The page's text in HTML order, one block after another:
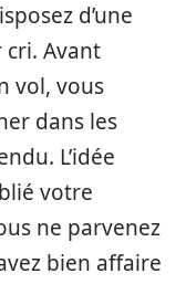
d’une
Avant
vol, vous
dans les
L’idée
votre
ne parvenez
bien affaire